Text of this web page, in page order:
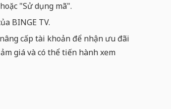
"Sử dụng mã".
BINGE TV.
cấp tài khoản để nhận ưu đãi
giá và có thể tiến hành xem